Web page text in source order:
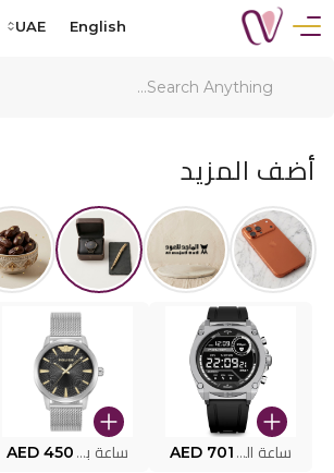
English
UAE
أضف المزيد
ساعة البوليس الذكية MY.AVATAR PEIUN0000101 AED 701 ساعة بوليس للرجال PEWJG0005002 AED 450